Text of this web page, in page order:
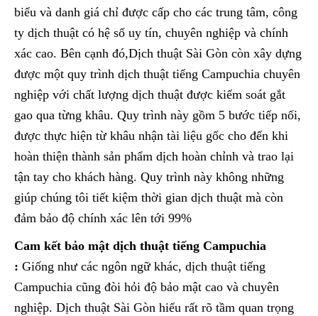
biểu và danh giá chỉ được cấp cho các trung tâm, công
ty dịch thuật có hệ số uy tín, chuyên nghiệp và chính
xác cao. Bên cạnh đó,Dịch thuật Sài Gòn còn xây dựng
được một quy trình dịch thuật tiếng Campuchia chuyên
nghiệp với chất lượng dịch thuật được kiểm soát gắt
gao qua từng khâu. Quy trình này gồm 5 bước tiếp nối,
được thực hiện từ khâu nhận tài liệu gốc cho đến khi
hoàn thiện thành sản phẩm dịch hoàn chỉnh và trao lại
tận tay cho khách hàng. Quy trình này không những
giúp chúng tôi tiết kiệm thời gian dịch thuật mà còn
đảm bảo độ chính xác lên tới 99%
Cam kết bảo mật dịch thuật tiếng Campuchia
: Giống như các ngôn ngữ khác, dịch thuật tiếng
Campuchia cũng đòi hỏi độ bảo mật cao và chuyên
nghiệp. Dịch thuật Sài Gòn hiểu rất rõ tầm quan trọng